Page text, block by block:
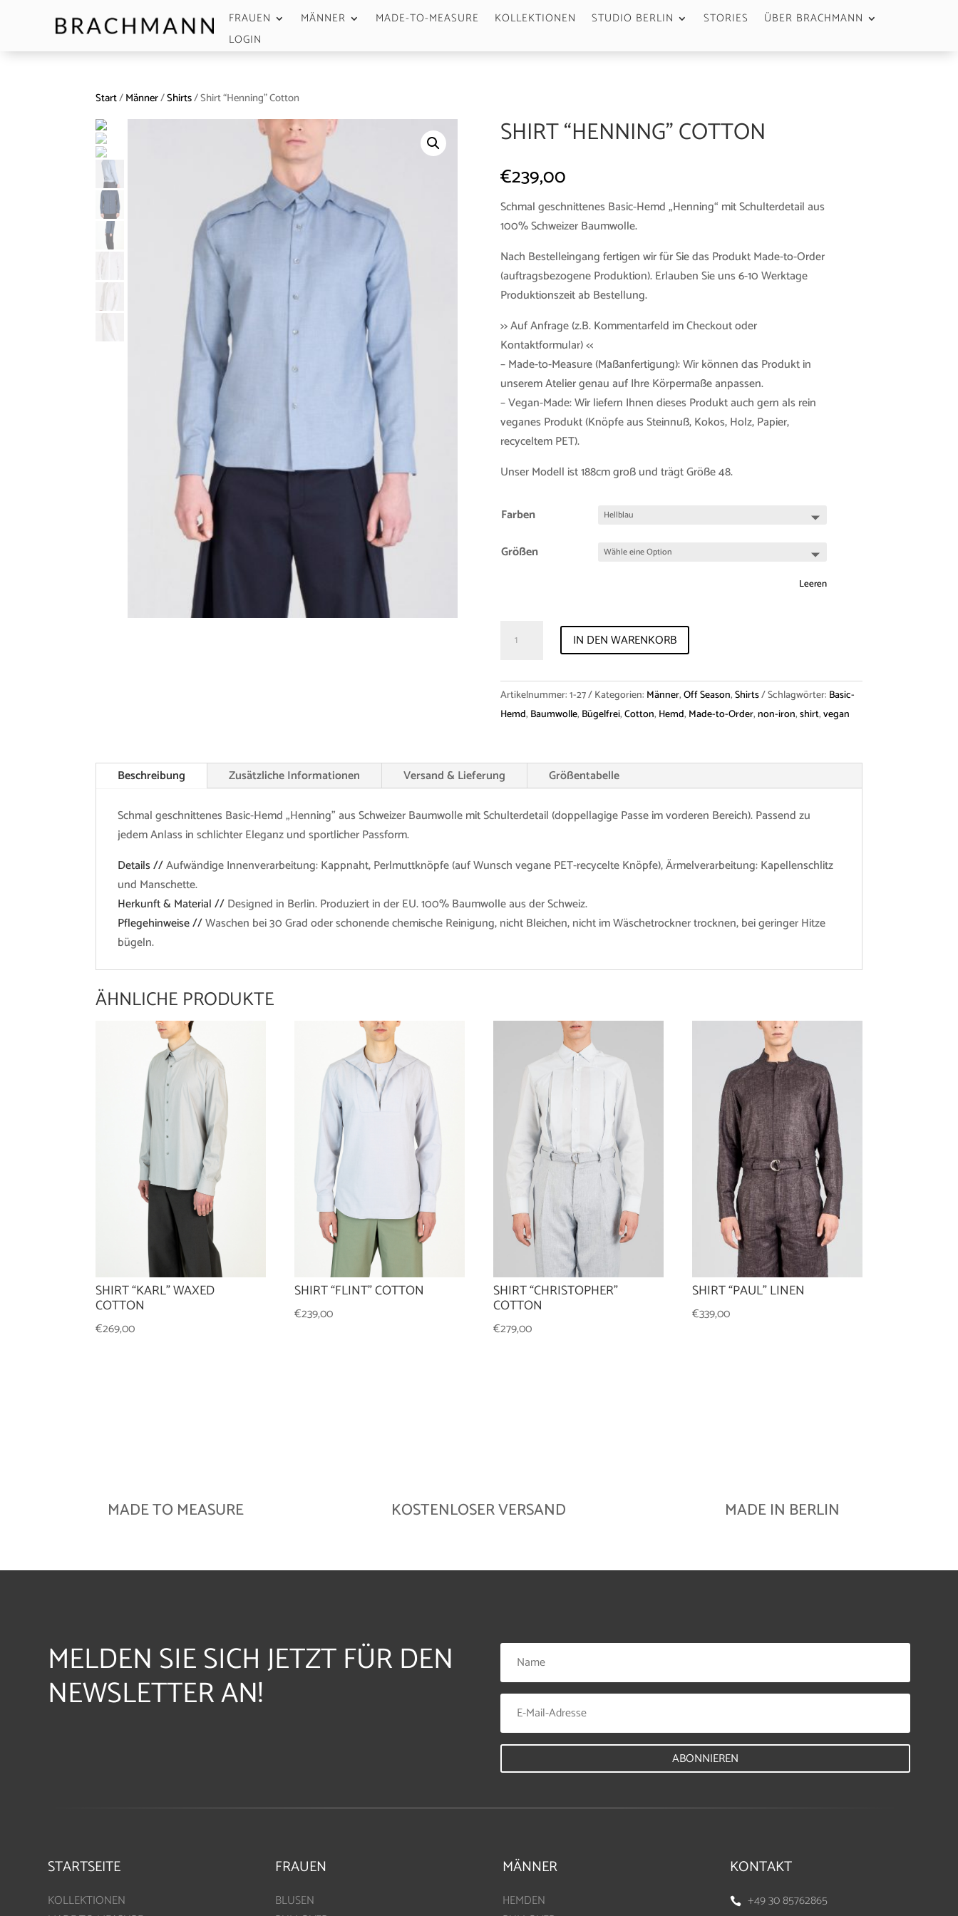
FRAUEN MÄNNER MADE-TO-MEASURE KOLLEKTIONEN STUDIO BERLIN STORIES
ÜBER BRACHMANN
LOGIN
Start/Männer/Shirts/ Shirt “Henning” Cotton
SHIRT “HENNING” COTTON
€239,00
Schmal geschnittenes Basic-Hemd „Henning“ mit Schulterdetail aus
100% Schweizer Baumwolle.
Nach Bestelleingang fertigen wir für Sie das Produkt Made-to-Order
(auftragsbezogene Produktion). Erlauben Sie uns 6-10 Werktage
Produktionszeit ab Bestellung.
>> Auf Anfrage (z.B. Kommentarfeld im Checkout oder
Kontaktformular) <<
– Made-to-Measure (Maßanfertigung): Wir können das Produkt in
unserem Atelier genau auf Ihre Körpermaße anpassen.
– Vegan-Made: Wir liefern Ihnen dieses Produkt auch gern als rein
veganes Produkt (Knöpfe aus Steinnuß, Kokos, Holz, Papier,
recyceltem PET).
Unser Modell ist 188cm groß und trägt Größe 48.
Farben
Größen
Leeren
"Henning"
Menge
IN DEN WARENKORB
Artikelnummer:1-27 Kategorien: Männer,Off Season,Shirts Schlagwörter: Basic-
Hemd, Baumwolle, Bügelfrei,Cotton, Hemd, Made-to-Order,non-iron,shirt,vegan
Beschreibung Zusätzliche Informationen Versand & Lieferung Größentabelle
Schmal geschnittenes Basic-Hemd „Henning” aus Schweizer Baumwolle mit Schulterdetail (doppellagige Passe im vorderen Bereich). Passend zu
jedem Anlass in schlichter Eleganz und sportlicher Passform.
Details //Aufwändige Innenverarbeitung: Kappnaht, Perlmuttknöpfe (auf Wunsch vegane PET-recycelte Knöpfe), Ärmelverarbeitung: Kapellenschlitz
und Manschette.
Herkunft & Material //Designed in Berlin. Produziert in der EU. 100% Baumwolle aus der Schweiz.
Pflegehinweise //Waschen bei 30 Grad oder schonende chemische Reinigung, nicht Bleichen, nicht im Wäschetrockner trocknen, bei geringer Hitze
bügeln.
ÄHNLICHE PRODUKTE
SHIRT “KARL” WAXED
COTTON
€269,00
SHIRT “FLINT” COTTON
€239,00
SHIRT “CHRISTOPHER”
COTTON
€279,00
SHIRT “PAUL” LINEN
€339,00
MADE TO MEASURE KOSTENLOSER VERSAND MADE IN BERLIN
MELDEN SIE SICH JETZT FÜR DEN
NEWSLETTER AN!
ABONNIEREN
STARTSEITE
KOLLEKTIONEN
FRAUEN
BLUSEN
MÄNNER
HEMDEN
KONTAKT
 +49 30 85762865